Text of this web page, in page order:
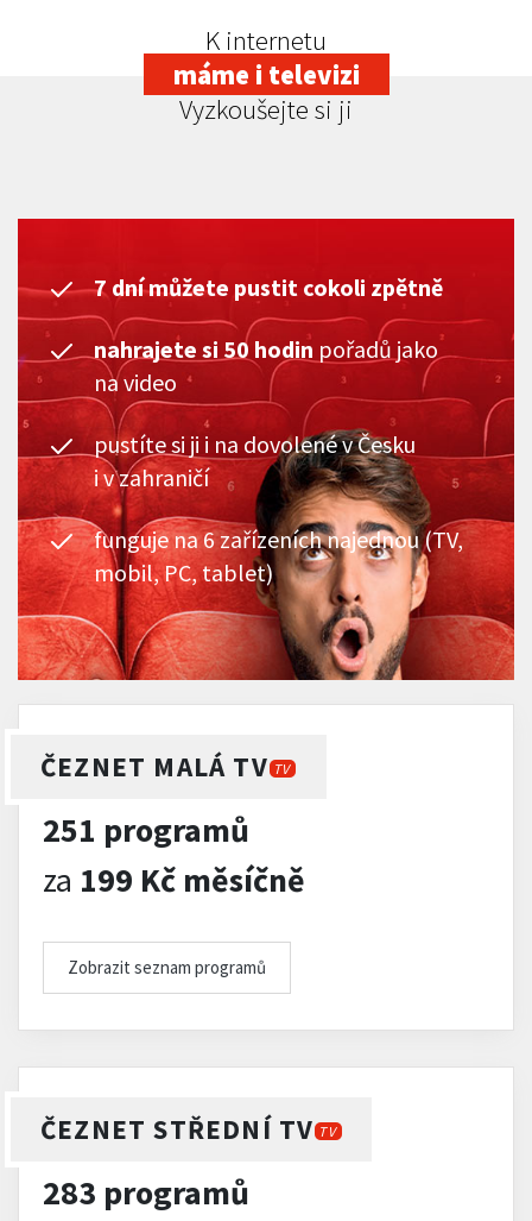
K internetu
máme i televizi
Vyzkoušejte si ji
7 dní můžete pustit cokoli zpětně
nahrajete si 50 hodin pořadů jako
na video
pustíte si ji i na dovolené v Česku
i v zahraničí
funguje na 6 zařízeních najednou (TV,
mobil, PC, tablet)
ČEZNET MALÁ TV TV
251 programů
za 199 Kč měsíčně
Zobrazit seznam programů
ČEZNET STŘEDNÍ TV TV
283 programů